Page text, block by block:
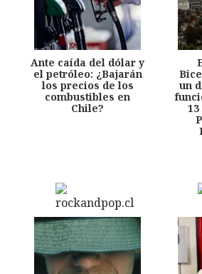
Ante caída del dólar y
el petróleo: ¿Bajarán
los precios de los
combustibles en
Chile?
un